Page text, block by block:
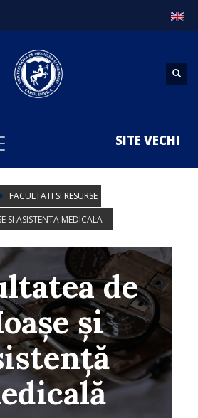
SITE VECHI
FACULTATI SI RESURSE
SI ASISTENTA MEDICALA
de
și